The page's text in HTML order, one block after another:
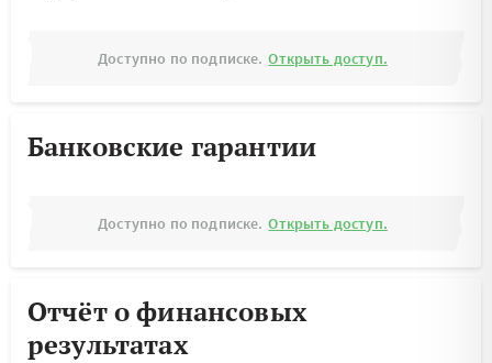
Доступно по подписке. Открыть доступ.
Банковские гарантии
Доступно по подписке. Открыть доступ.
Отчёт о финансовых
результатах